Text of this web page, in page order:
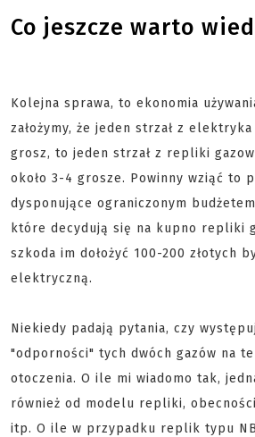
Co jeszcze warto
Kolejna sprawa, to ekonomia
założymy, że jeden strzał z
grosz, to jeden strzał z repliki
około 3-4 grosze. Powinny wziąć to
dysponujące ograniczonym
które decydują się na kupno repliki
szkoda im dołożyć 100-200 złotych
elektryczną.
Niekiedy padają pytania, czy
"odporności" tych dwóch gazów na
otoczenia. O ile mi wiadomo tak,
również od modelu repliki,
itp. O ile w przypadku replik typu